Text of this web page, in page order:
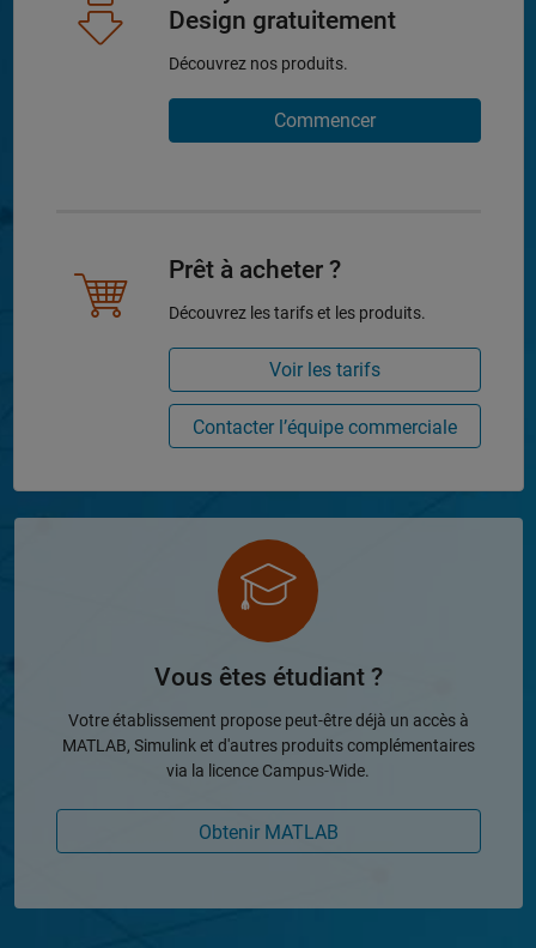
Design gratuitement
Découvrez nos produits.
Commencer
Prêt à acheter ?
Découvrez les tarifs et les produits.
Voir les tarifs
Contacter l’équipe commerciale
Vous êtes étudiant ?
Votre établissement propose peut-être déjà un accès à
MATLAB, Simulink et d'autres produits complémentaires
via la licence Campus-Wide.
Obtenir MATLAB